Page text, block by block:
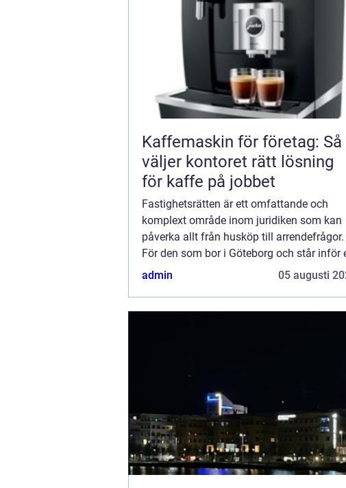
Kaffemaskin för företag: Så
väljer kontoret rätt lösning
för kaffe på jobbet
Fastighetsrätten är ett omfattande och
komplext område inom juridiken som kan
påverka allt från husköp till arrendefrågor.
För den som bor i Göteborg och står inför
fastighetsrelaterad tv...
admin 05 augusti